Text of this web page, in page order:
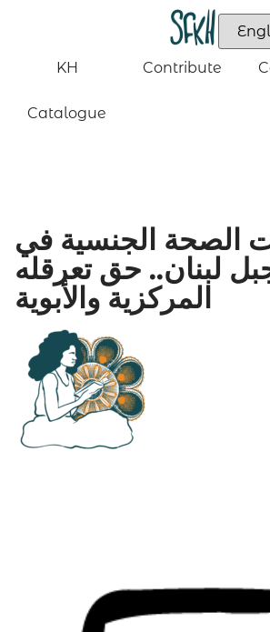
KH
Catalogue
Contribute
الصحة الجنسية في
لبنان.. حق تعرقله
المركزية والأبوية